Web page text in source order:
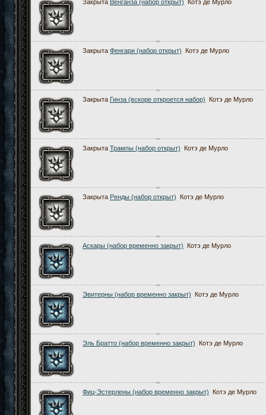
Закрыта Венганза (набор открыт) Котэ де Мурло
Закрыта Фенгари (набор открыт) Котэ де Мурло
Закрыта Гинза (вскоре откроется набор) Котэ де Мурло
Закрыта Трампы (набор открыт) Котэ де Мурло
Закрыта Ренды (набор открыт) Котэ де Мурло
Аскары (набор временно закрыт) Котэ де Мурло
Эвитерны (набор временно закрыт) Котэ де Мурло
Эль Братто (набор временно закрыт) Котэ де Мурло
Фиц-Эстерлены (набор временно закрыт) Котэ де Мурло